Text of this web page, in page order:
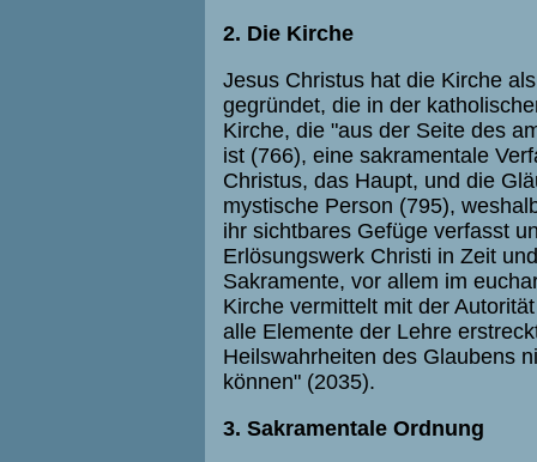
2. Die Kirche
Jesus Christus hat die Kirche
gegründet, die in der
Kirche, die "aus der Seite des
ist (766), eine sakramentale
Christus, das Haupt, und die
mystische Person (795),
ihr sichtbares Gefüge verfasst
Erlösungswerk Christi in Zeit
Sakramente, vor allem im
Kirche vermittelt mit der
alle Elemente der Lehre
Heilswahrheiten des Glaubens
können" (2035).
3. Sakramentale Ordnung